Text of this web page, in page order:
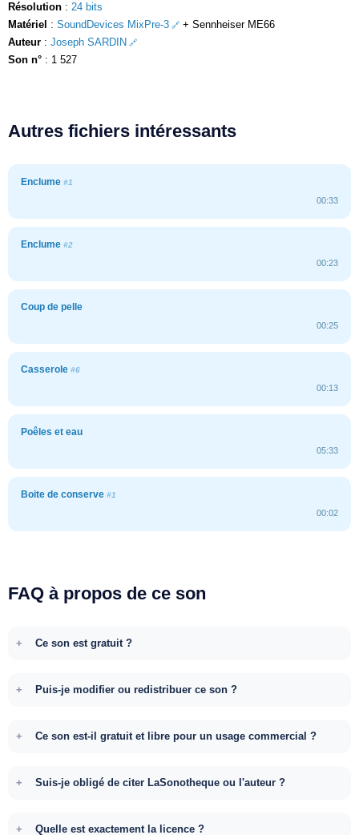
Résolution : 24 bits
Matériel : SoundDevices MixPre-3
+ Sennheiser ME66
Auteur : Joseph SARDIN
Son n° : 1 527
Autres fichiers intéressants
Enclume #1
00:33
Enclume #2
00:23
Coup de pelle
00:25
Casserole #6
00:13
Poêles et eau
05:33
Boite de conserve #1
00:02
FAQ à propos de ce son
Ce son est gratuit ?
Puis-je modifier ou redistribuer ce son ?
Ce son est-il gratuit et libre pour un usage commercial ?
Suis-je obligé de citer LaSonotheque ou l'auteur ?
Quelle est exactement la licence ?